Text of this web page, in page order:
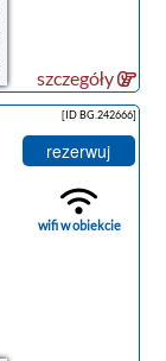
szczegóły
[ID BG.242666]
rezerwuj
wifi w obiekcie